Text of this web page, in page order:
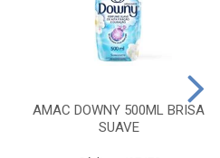
AMAC DOWNY 500ML BRISA
SUAVE